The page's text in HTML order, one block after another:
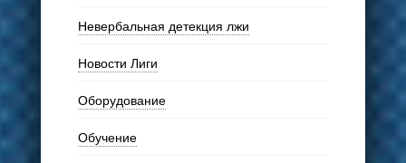
Невербальная детекция лжи
Новости Лиги
Оборудование
Обучение